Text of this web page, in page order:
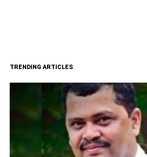
TRENDING ARTICLES